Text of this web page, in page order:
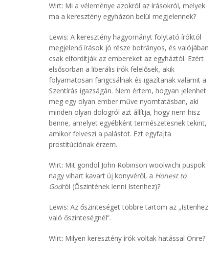
Wirt: Mi a véleménye azokról az írásokról, melyek
ma a keresztény egyházon belül megjelennek?
Lewis: A keresztény hagyományt folytató íróktól
megjelenő írások jó része botrányos, és valójában
csak elfordítják az embereket az egyháztól. Ezért
elsősorban a liberális írók felelősek, akik
folyamatosan farigcsálnak és igazítanak valamit a
Szentírás igazságán. Nem értem, hogyan jelenhet
meg egy olyan ember műve nyomtatásban, aki
minden olyan dologról azt állítja, hogy nem hisz
benne, amelyet egyébként természetesnek tekint,
amikor felveszi a palástot. Ezt egyfajta
prostitúciónak érzem.
Wirt: Mit gondol John Robinson woolwichi püspök
nagy vihart kavart új könyvéről, a Honest to
Godról (Őszintének lenni Istenhez)?
Lewis: Az őszinteséget többre tartom az „Istenhez
való őszinteségnél”.
Wirt: Milyen keresztény írók voltak hatással Önre?